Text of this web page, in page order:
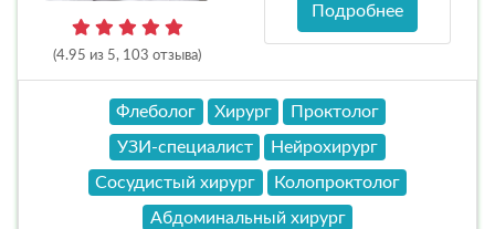
(4.95 из 5, 103 отзыва)
Подробнее
Флеболог Хирург
Проктолог
УЗИ-специалист
Нейрохирург
Сосудистый хирург
Колопроктолог
Абдоминальный хирург